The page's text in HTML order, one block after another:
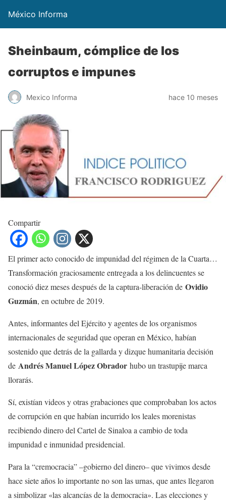
México Informa
Sheinbaum, cómplice de los
corruptos e impunes
Mexico Informa hace 10 meses
Compartir
El primer acto conocido de impunidad del régimen de la Cuarta…
Transformación graciosamente entregada a los delincuentes se
conoció diez meses después de la captura-liberación de Ovidio
Guzmán, en octubre de 2019.
Antes, informantes del Ejército y agentes de los organismos
internacionales de seguridad que operan en México, habían
sostenido que detrás de la gallarda y dizque humanitaria decisión
de Andrés Manuel López Obrador hubo un trastupije marca
llorarás.
Sí, existían videos y otras grabaciones que comprobaban los actos
de corrupción en que habían incurrido los leales morenistas
recibiendo dinero del Cartel de Sinaloa a cambio de toda
impunidad e inmunidad presidencial.
Para la “cremocracia” –gobierno del dinero– que vivimos desde
hace siete años lo importante no son las urnas, que antes llegaron
a simbolizar «las alcancías de la democracia»‎. Las elecciones y